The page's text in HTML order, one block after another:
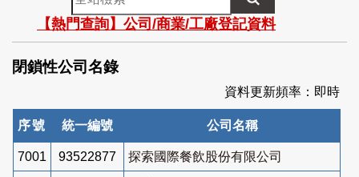
站
檢
索
【熱門查詢】公司/商業/工廠登記資料
閉鎖性公司名錄
資料更新頻率：即時
序號 統一編號 公司名稱
7001 93522877 探索國際餐飲股份有限公司